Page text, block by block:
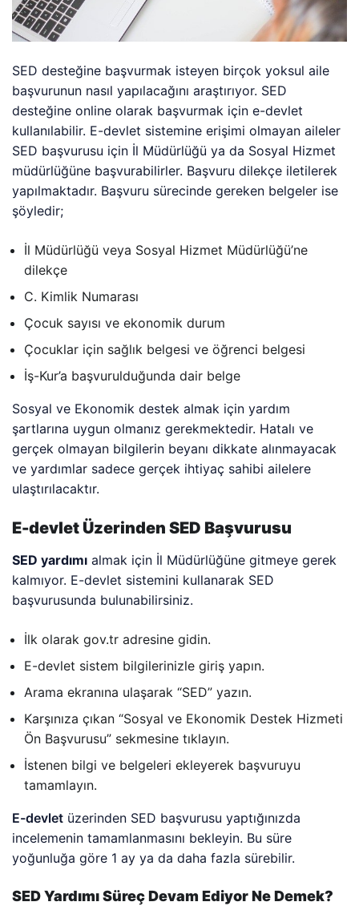
SED desteğine başvurmak isteyen birçok yoksul aile
başvurunun nasıl yapılacağını araştırıyor. SED
desteğine online olarak başvurmak için e-devlet
kullanılabilir. E-devlet sistemine erişimi olmayan aileler
SED başvurusu için İl Müdürlüğü ya da Sosyal Hizmet
müdürlüğüne başvurabilirler. Başvuru dilekçe iletilerek
yapılmaktadır. Başvuru sürecinde gereken belgeler ise
şöyledir;
İl Müdürlüğü veya Sosyal Hizmet Müdürlüğü’ne
dilekçe
C. Kimlik Numarası
Çocuk sayısı ve ekonomik durum
Çocuklar için sağlık belgesi ve öğrenci belgesi
İş-Kur’a başvurulduğunda dair belge
Sosyal ve Ekonomik destek almak için yardım
şartlarına uygun olmanız gerekmektedir. Hatalı ve
gerçek olmayan bilgilerin beyanı dikkate alınmayacak
ve yardımlar sadece gerçek ihtiyaç sahibi ailelere
ulaştırılacaktır.
E-devlet Üzerinden SED Başvurusu
SED yardımı almak için İl Müdürlüğüne gitmeye gerek
kalmıyor. E-devlet sistemini kullanarak SED
başvurusunda bulunabilirsiniz.
İlk olarak gov.tr adresine gidin.
E-devlet sistem bilgilerinizle giriş yapın.
Arama ekranına ulaşarak “SED” yazın.
Karşınıza çıkan “Sosyal ve Ekonomik Destek Hizmeti
Ön Başvurusu” sekmesine tıklayın.
İstenen bilgi ve belgeleri ekleyerek başvuruyu
tamamlayın.
E-devlet üzerinden SED başvurusu yaptığınızda
incelemenin tamamlanmasını bekleyin. Bu süre
yoğunluğa göre 1 ay ya da daha fazla sürebilir.
SED Yardımı Süreç Devam Ediyor Ne Demek?